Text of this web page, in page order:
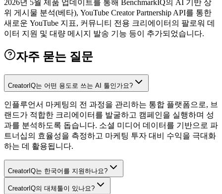
2026년 5월 제품 업데이트를 통해 BenchmarkIQ의 AI 기반 상
위 게시물 분석(베타), YouTube Creator Partnership API를 통한
새로운 YouTube 지표, 커뮤니티 전용 크리에이터의 팔로워 데
이터 지원 및 대량 메시지 발송 기능 등이 추가되었습니다.
자주 묻는 질문
CreatorIQ는 어떤 용도로 쓰는 AI 툴인가요?
인플루언서 마케팅의 전 과정을 관리하는 통합 플랫폼으로, 브
랜드가 적합한 크리에이터를 발굴하고 캠페인을 실행하며 성
과를 분석하도록 돕습니다. 소셜 미디어 데이터를 기반으로 파
트너십의 효율성을 측정하고 마케팅 투자 대비 수익을 극대화
하는 데 활용됩니다.
CreatorIQ는 한국어를 지원하나요?
CreatorIQ의 대체툴이 있나요?